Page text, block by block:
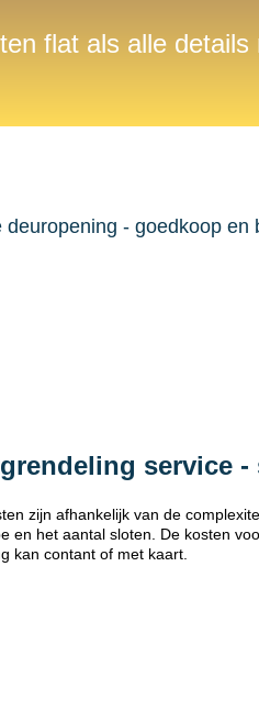
flat als alle
deuropening - goedkoop en
service
zijn afhankelijk van de
en het aantal sloten. De kosten
kan contant of met kaart.